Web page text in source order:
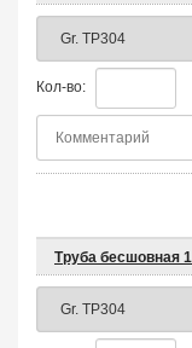
Кол-во:
Труба бесшовная